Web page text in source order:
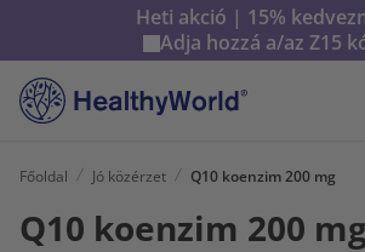
Heti akció | 15%
Adja hozzá a/az Z15
Főoldal Jó közérzet Q10 koenzim 200 mg
Q10 koenzim 200